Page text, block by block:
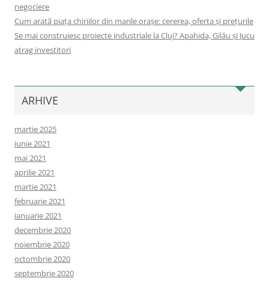
negociere
Cum arată piața chiriilor din marile orașe: cererea, oferta și prețurile
Se mai construiesc proiecte industriale la Cluj? Apahida, Gilău și Jucu
atrag investitori
ARHIVE
martie 2025
iunie 2021
mai 2021
aprilie 2021
martie 2021
februarie 2021
ianuarie 2021
decembrie 2020
noiembrie 2020
octombrie 2020
septembrie 2020